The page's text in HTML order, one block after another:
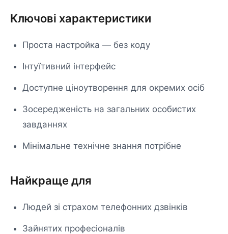
Ключові характеристики
Проста настройка — без коду
Інтуїтивний інтерфейс
Доступне ціноутворення для окремих осіб
Зосередженість на загальних особистих
завданнях
Мінімальне технічне знання потрібне
Найкраще для
Людей зі страхом телефонних дзвінків
Зайнятих професіоналів